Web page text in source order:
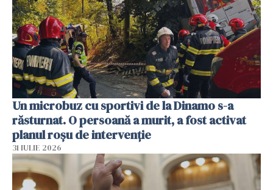
Un microbuz cu sportivi de la Dinamo s-a
răsturnat. O persoană a murit, a fost activat
planul roșu de intervenție
31 IULIE 2026